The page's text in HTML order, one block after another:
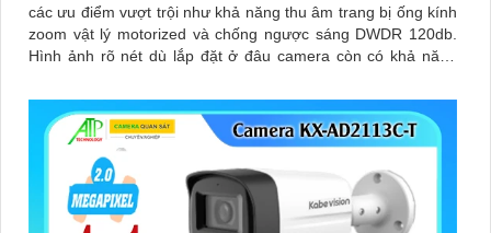
các ưu điểm vượt trội như khả năng thu âm trang bị ống kính
zoom vật lý motorized và chống ngược sáng DWDR 120db.
Hình ảnh rõ nét dù lắp đặt ở đâu camera còn có khả năng